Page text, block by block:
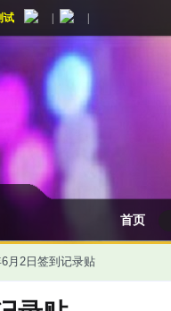
试
首页
月2日签到记录贴